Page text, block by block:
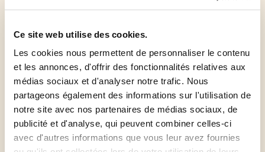
Ce site web utilise des cookies.
Les cookies nous permettent de personnaliser le contenu
et les annonces, d'offrir des fonctionnalités relatives aux
médias sociaux et d'analyser notre trafic. Nous
partageons également des informations sur l'utilisation de
notre site avec nos partenaires de médias sociaux, de
publicité et d'analyse, qui peuvent combiner celles-ci
avec d'autres informations que vous leur avez fournies
Préchauffez votre four traditionnel à 220°C ou
votre Air fryer à 200°C.
Déposez votre Pinsa Qualité comme à la Pizzeria
Croustipate sur une plaque de four.